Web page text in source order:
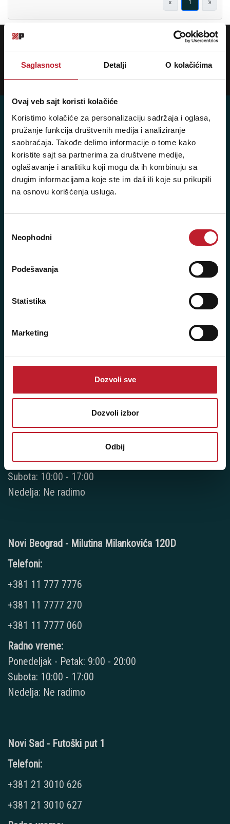
Saglasnost Detalji O kolačićima
Ovaj veb sajt koristi kolačiće
Koristimo kolačiće za personalizaciju sadržaja i oglasa,
pružanje funkcija društvenih medija i analiziranje
saobraćaja. Takođe delimo informacije o tome kako
koristite sajt sa partnerima za društvene medije,
oglašavanje i analitiku koji mogu da ih kombinuju sa
drugim informacijama koje ste im dali ili koje su prikupili
na osnovu korišćenja usluga.
сагласности
Neophodni
Podešavanja
Statistika
Marketing
Dozvoli sve
Dozvoli izbor
Odbij
1
POTREBNA VAM JE POMOĆ? POZOVITE NAS!
prijavite se na naš NEWSLETTER!
Posetite nas: Svetogorska 9,
11103 Beograd, Srbija
Pišite nam: info@player.rs
Pozovite nas: +381 11 33-47-615
Telefoni:
+381 11 3347 883
+381 11 2688 069
Ponedeljak - Petak: 9:00 - 20:00
Subota: 10:00 - 17:00
Nedelja: Ne radimo
Novi Beograd - Milutina Milankovića 120D
Telefoni:
+381 11 777 7776
+381 11 7777 270
+381 11 7777 060
Radno vreme:
Ponedeljak - Petak: 9:00 - 20:00
Subota: 10:00 - 17:00
Nedelja: Ne radimo
Novi Sad - Futoški put 1
Telefoni:
+381 21 3010 626
+381 21 3010 627